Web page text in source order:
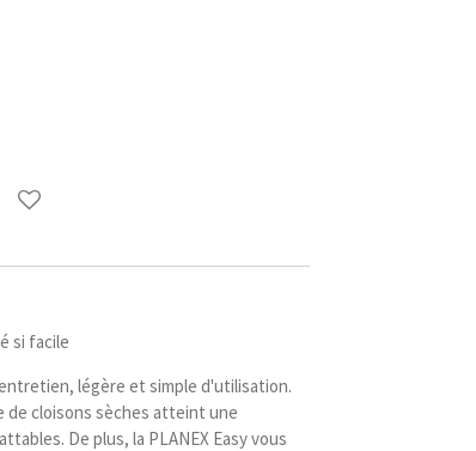
si facile
entretien, légère et simple d'utilisation.
de cloisons sèches atteint une
De plus, la PLANEX Easy vous